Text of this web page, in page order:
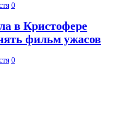
0
в Кристофере
фильм ужасов
0